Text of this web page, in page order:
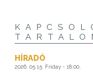
HÍRADÓ
2026. 05 15. Friday - 18:00,